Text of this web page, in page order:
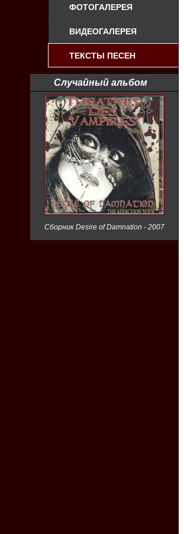
ФОТОГАЛЕРЕЯ
ВИДЕОГАЛЕРЕЯ
ТЕКСТЫ ПЕСЕН
Случайный альбом
Сборник Desire of Damnation - 2007